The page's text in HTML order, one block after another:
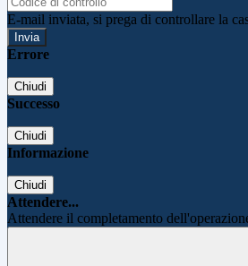
E-mail inviata, si prega di controllare la
Errore
Chiudi
Successo
Chiudi
Informazione
Chiudi
Attendere...
Attendere il completamento